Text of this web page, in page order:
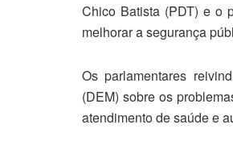
Chico Batista (PDT) e o
melhorar a segurança
Os parlamentares
(DEM) sobre os
atendimento de saúde e